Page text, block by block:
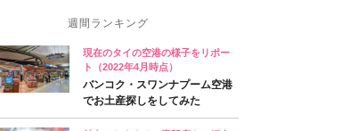
週間ランキング
現在のタイの空港の様子をリポー
ト（2022年4月時点）
バンコク・スワンナプーム空港
でお土産探しをしてみた